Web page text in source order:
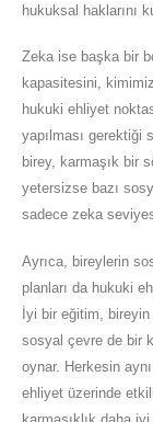
hukuksal haklarını
Zeka ise başka bir
kapasitesini,
hukuki ehliyet
yapılması gerektiği
birey, karmaşık bir
yetersizse bazı
sadece zeka
Ayrıca, bireylerin
planları da hukuki
İyi bir eğitim, bireyin
sosyal çevre de bir
oynar. Herkesin
ehliyet üzerinde